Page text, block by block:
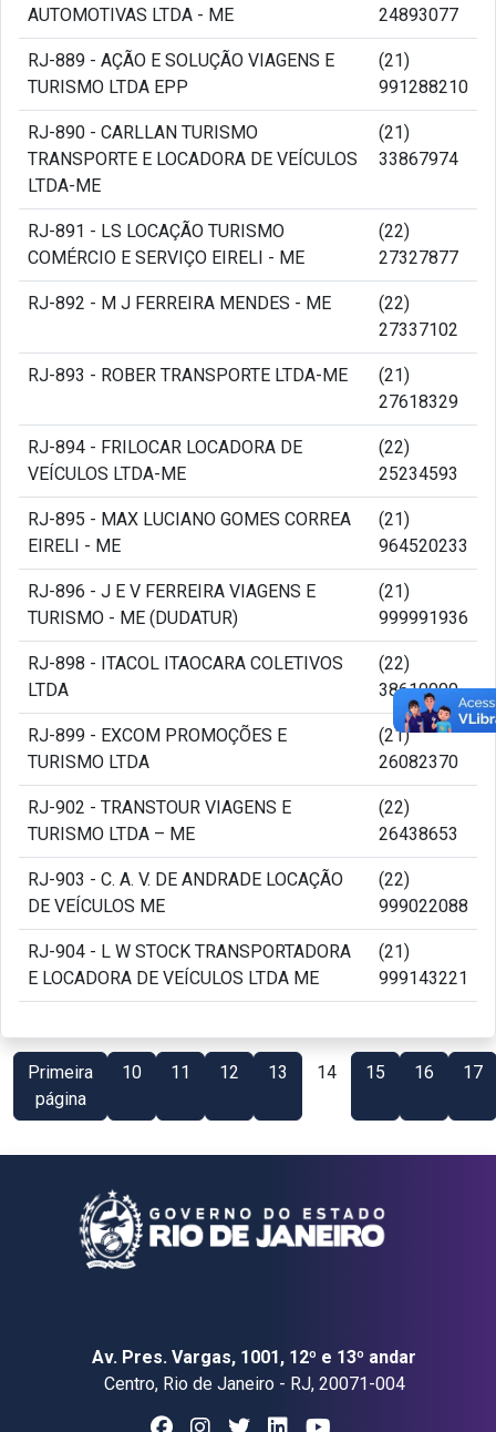
AUTOMOTIVAS LTDA - ME
24893077
RJ-889 - AÇÃO E SOLUÇÃO VIAGENS E
TURISMO LTDA EPP
(21)
991288210
RJ-890 - CARLLAN TURISMO
TRANSPORTE E LOCADORA DE VEÍCULOS
LTDA-ME
(21)
33867974
RJ-891 - LS LOCAÇÃO TURISMO
COMÉRCIO E SERVIÇO EIRELI - ME
(22)
27327877
RJ-892 - M J FERREIRA MENDES - ME
(22)
27337102
RJ-893 - ROBER TRANSPORTE LTDA-ME
(21)
27618329
RJ-894 - FRILOCAR LOCADORA DE
VEÍCULOS LTDA-ME
(22)
25234593
RJ-895 - MAX LUCIANO GOMES CORREA
EIRELI - ME
(21)
964520233
RJ-896 - J E V FERREIRA VIAGENS E
TURISMO - ME (DUDATUR)
(21)
999991936
RJ-898 - ITACOL ITAOCARA COLETIVOS
LTDA
(22)
38610000
RJ-899 - EXCOM PROMOÇÕES E
TURISMO LTDA
(21)
26082370
RJ-902 - TRANSTOUR VIAGENS E
TURISMO LTDA – ME
(22)
26438653
RJ-903 - C. A. V. DE ANDRADE LOCAÇÃO
DE VEÍCULOS ME
(22)
999022088
RJ-904 - L W STOCK TRANSPORTADORA
E LOCADORA DE VEÍCULOS LTDA ME
(21)
999143221
Primeira
página
10 11 12 13 14 15 16 17
Av. Pres. Vargas, 1001, 12º e 13º andar
Centro, Rio de Janeiro - RJ, 20071-004